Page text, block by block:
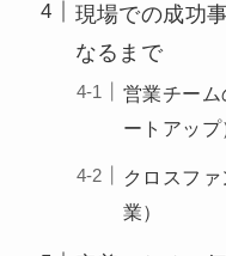
現場での成功
なるまで
営業チー
ートアップ
クロスフ
業）